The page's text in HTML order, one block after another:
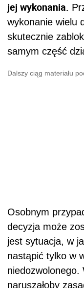
jej wykonania.
wykonanie wielu
skutecznie
samym część
Dalszy ciąg materiału
Osobnym
decyzja może
jest sytuacja, w
nastąpić tylko w
niedozwolonego.
naruszałoby